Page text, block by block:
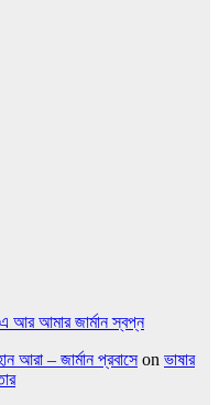
আর আমার জার্মান স্বপ্ন
আরা – জার্মান প্রবাসেon ভাষার